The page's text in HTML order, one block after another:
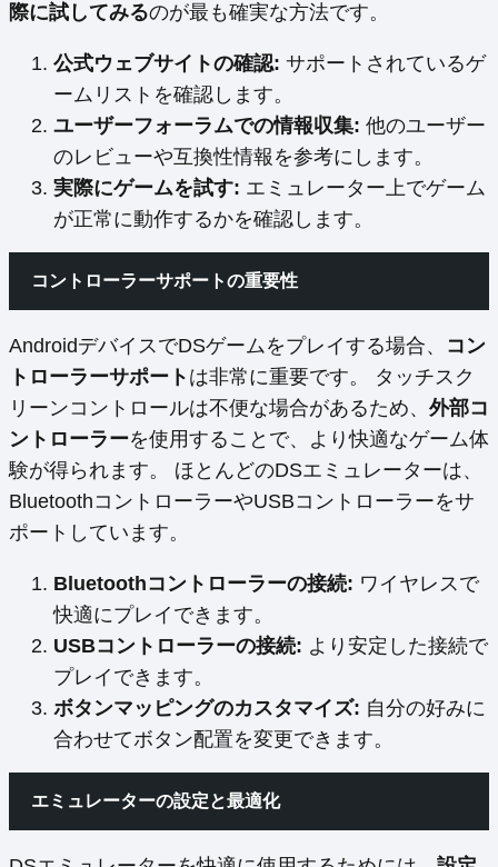
際に試してみるのが最も確実な方法です。
公式ウェブサイトの確認: サポートされているゲ
ームリストを確認します。
ユーザーフォーラムでの情報収集: 他のユーザー
のレビューや互換性情報を参考にします。
実際にゲームを試す: エミュレーター上でゲーム
が正常に動作するかを確認します。
コントローラーサポートの重要性
AndroidデバイスでDSゲームをプレイする場合、 コン
トローラーサポート は非常に重要です。 タッチスク
リーンコントロールは不便な場合があるため、 外部コ
ントローラーを使用することで、より快適なゲーム体
験が得られます。 ほとんどのDSエミュレーターは、
BluetoothコントローラーやUSBコントローラーをサ
ポートしています。
Bluetoothコントローラーの接続: ワイヤレスで
快適にプレイできます。
USBコントローラーの接続: より安定した接続で
プレイできます。
ボタンマッピングのカスタマイズ: 自分の好みに
合わせてボタン配置を変更できます。
エミュレーターの設定と最適化